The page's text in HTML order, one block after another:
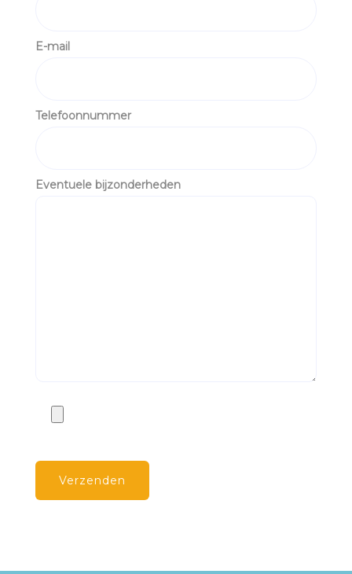
E-mail
Telefoonnummer
Eventuele bijzonderheden